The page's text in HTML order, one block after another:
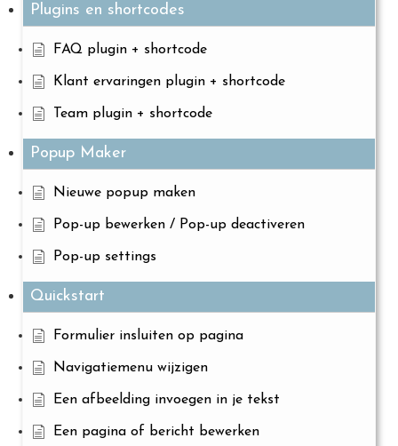
Plugins en shortcodes
FAQ plugin + shortcode
Klant ervaringen plugin + shortcode
Team plugin + shortcode
Popup Maker
Nieuwe popup maken
Pop-up bewerken / Pop-up deactiveren
Pop-up settings
Quickstart
Formulier insluiten op pagina
Navigatiemenu wijzigen
Een afbeelding invoegen in je tekst
Een pagina of bericht bewerken